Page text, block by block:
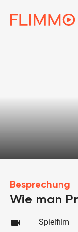
Besprechung
Wie man
videocam Spielfilm